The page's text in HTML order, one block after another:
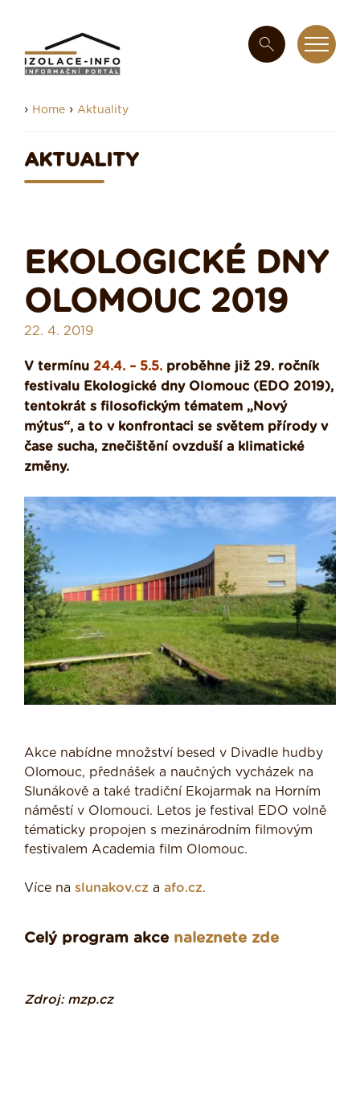
› Home › Aktuality
AKTUALITY
EKOLOGICKÉ DNY
OLOMOUC 2019
22. 4. 2019
V termínu 24.4. – 5.5. proběhne již 29. ročník
festivalu Ekologické dny Olomouc (EDO 2019),
tentokrát s filosofickým tématem „Nový
mýtus“, a to v konfrontaci se světem přírody v
čase sucha, znečištění ovzduší a klimatické
změny.
Akce nabídne množství besed v Divadle hudby
Olomouc, přednášek a naučných vycházek na
Slunákově a také tradiční Ekojarmak na Horním
náměstí v Olomouci. Letos je festival EDO volně
tématicky propojen s mezinárodním filmovým
festivalem Academia film Olomouc.
Více na slunakov.cz a afo.cz.
Celý program akce naleznete zde
Zdroj: mzp.cz